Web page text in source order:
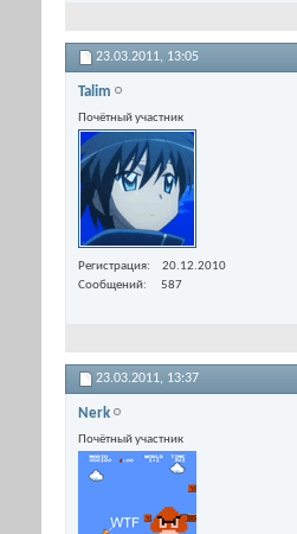
23.03.2011, 13:05
Talim
Почётный участник
Регистрация
20.12.2010
Сообщений
587
23.03.2011, 13:37
Nerk
Почётный участник